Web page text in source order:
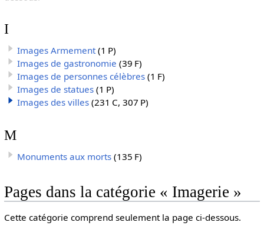
I
Images Armement (1 P)
Images de gastronomie (39 F)
Images de personnes célèbres (1 F)
Images de statues (1 P)
Images des villes (231 C, 307 P)
M
Monuments aux morts (135 F)
Pages dans la catégorie « Imagerie »
Cette catégorie comprend seulement la page ci-dessous.